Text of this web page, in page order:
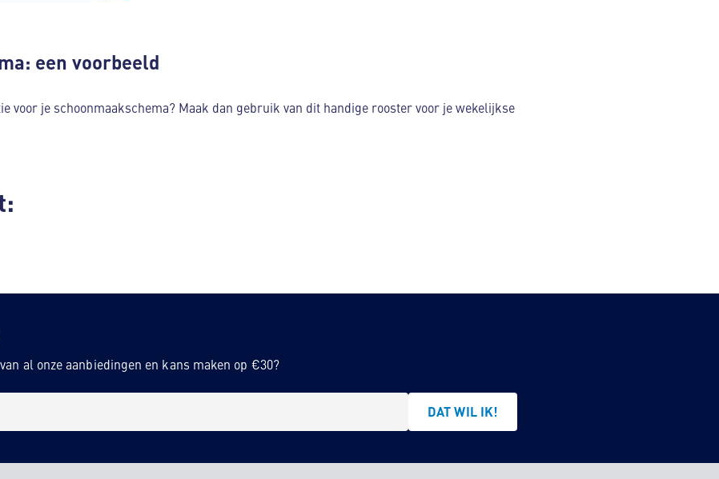
een voorbeeld
voor je schoonmaakschema? Maak dan gebruik van dit handige rooster voor je wekelijkse
al onze aanbiedingen en kans maken op €30?
DAT WIL IK!